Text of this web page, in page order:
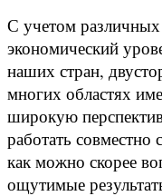
С учетом
экономический
наших стран,
многих областях
широкую
работать
как можно скорее
ощутимые